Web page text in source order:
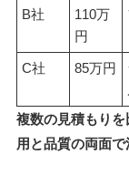
B社
110万
円
C社 85万円
複数の見積もり
用と品質の両面で